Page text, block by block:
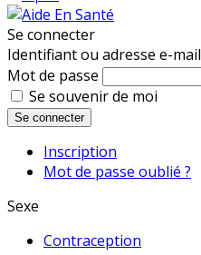
Se connecter
Identifiant ou adresse e-mail
Mot de passe
Se souvenir de moi
Se connecter
Inscription
Mot de passe oublié ?
Sexe
Contraception